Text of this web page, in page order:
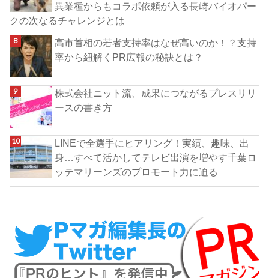
異業種からもコラボ依頼が入る長崎バイオパー
クの次なるチャレンジとは
高市首相の若者支持率はなぜ高いのか！？支持
率から紐解くPR広報の秘訣とは？
株式会社ニット流、成果につながるプレスリリ
ースの書き方
LINEで全選手にヒアリング！実績、趣味、出
身…すべて活かしてテレビ出演を増やす千葉ロ
ッテマリーンズのプロモート力に迫る